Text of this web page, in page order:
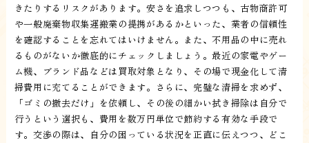
きたりするリスクがあります。安さを追求しつつも、古物商許可
や一般廃棄物収集運搬業の提携があるかといった、業者の信頼性
を確認することを忘れてはいけません。また、不用品の中に売れ
るものがないか徹底的にチェックしましょう。最近の家電やゲー
ム機、ブランド品などは買取対象となり、その場で現金化して清
掃費用に充てることができます。さらに、完璧な清掃を求めず、
「ゴミの撤去だけ」を依頼し、その後の細かい拭き掃除は自分で
行うという選択も、費用を数万円単位で節約する有効な手段で
す。交渉の際は、自分の困っている状況を正直に伝えつつ、どこ